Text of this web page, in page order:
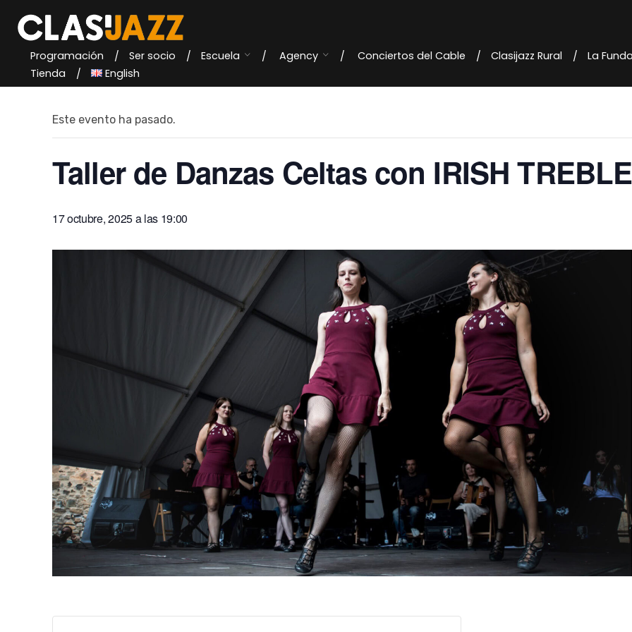
content
Programación Ser socio Escuela Agency Conciertos del Cable Clasijazz Rural La
Tienda
English
« Todos los Eventos
Este evento ha pasado.
Taller de Danzas Celtas con IRISH TREBLE
17 octubre, 2025 a las 19:00